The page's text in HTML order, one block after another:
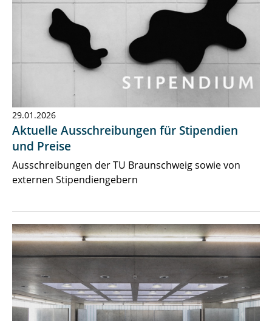
29.01.2026
Aktuelle Ausschreibungen für Stipendien
und Preise
Ausschreibungen der TU Braunschweig sowie von
externen Stipendiengebern